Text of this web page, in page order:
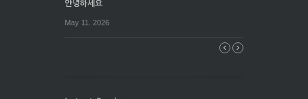
안녕하세요
May 11. 2026